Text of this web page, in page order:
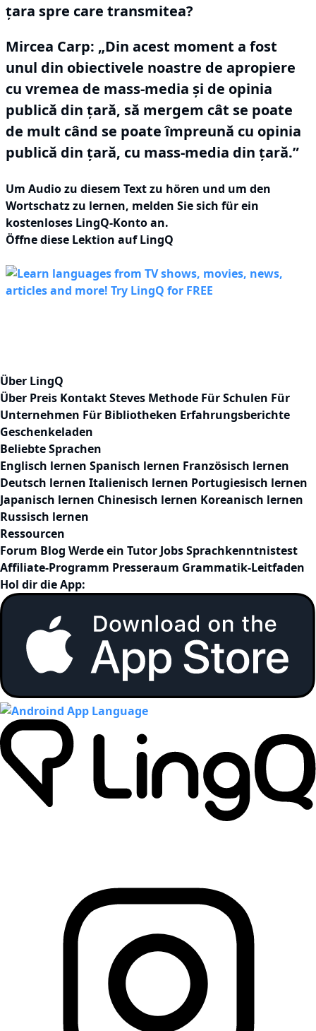
țara spre care transmitea?
Mircea Carp: „Din acest moment a fost
unul din obiectivele noastre de apropiere
cu vremea de mass-media și de opinia
publică din țară, să mergem cât se poate
de mult când se poate împreună cu opinia
publică din țară, cu mass-media din țară.”
Um Audio zu diesem Text zu hören und um den
Wortschatz zu lernen, melden Sie sich für ein
kostenloses LingQ-Konto an.
Öffne diese Lektion auf LingQ
Über LingQ
Über Preis KontaktSteves Methode Für Schulen Für
Unternehmen Für Bibliotheken Erfahrungsberichte
Geschenkeladen
Beliebte Sprachen
Englisch lernen Spanisch lernen Französisch lernen
Deutsch lernen Italienisch lernen Portugiesisch lernen
Japanisch lernen Chinesisch lernen Koreanisch lernen
Russisch lernen
Ressourcen
Forum Blog Werde ein Tutor JobsSprachkenntnistest
Affiliate-Programm Presseraum Grammatik-Leitfaden
Hol dir die App: